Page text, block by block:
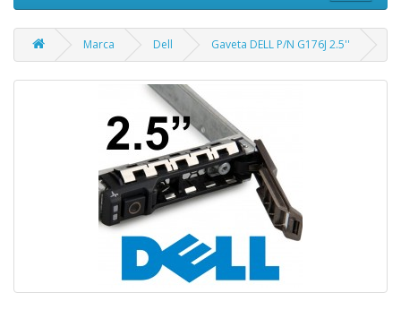
Marca Dell Gaveta DELL P/N G176J 2.5''